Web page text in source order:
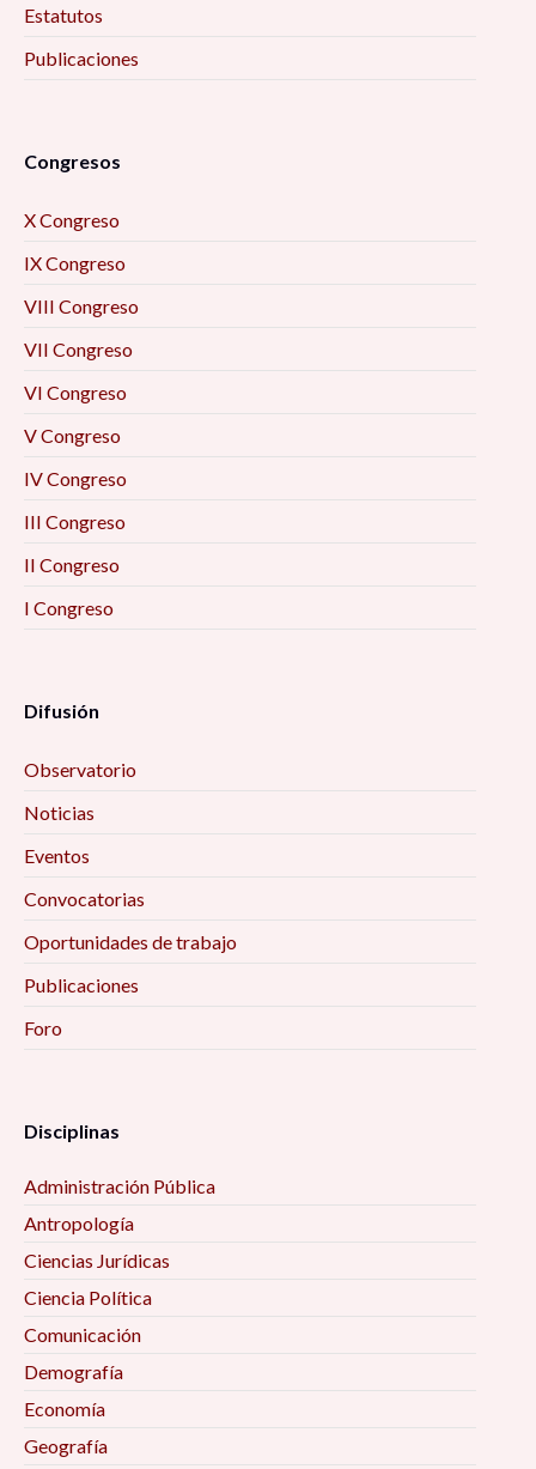
Estatutos
Publicaciones
Congresos
X Congreso
IX Congreso
VIII Congreso
VII Congreso
VI Congreso
V Congreso
IV Congreso
III Congreso
II Congreso
I Congreso
Difusión
Observatorio
Noticias
Eventos
Convocatorias
Oportunidades de trabajo
Publicaciones
Foro
Disciplinas
Administración Pública
Antropología
Ciencias Jurídicas
Ciencia Política
Comunicación
Demografía
Economía
Geografía